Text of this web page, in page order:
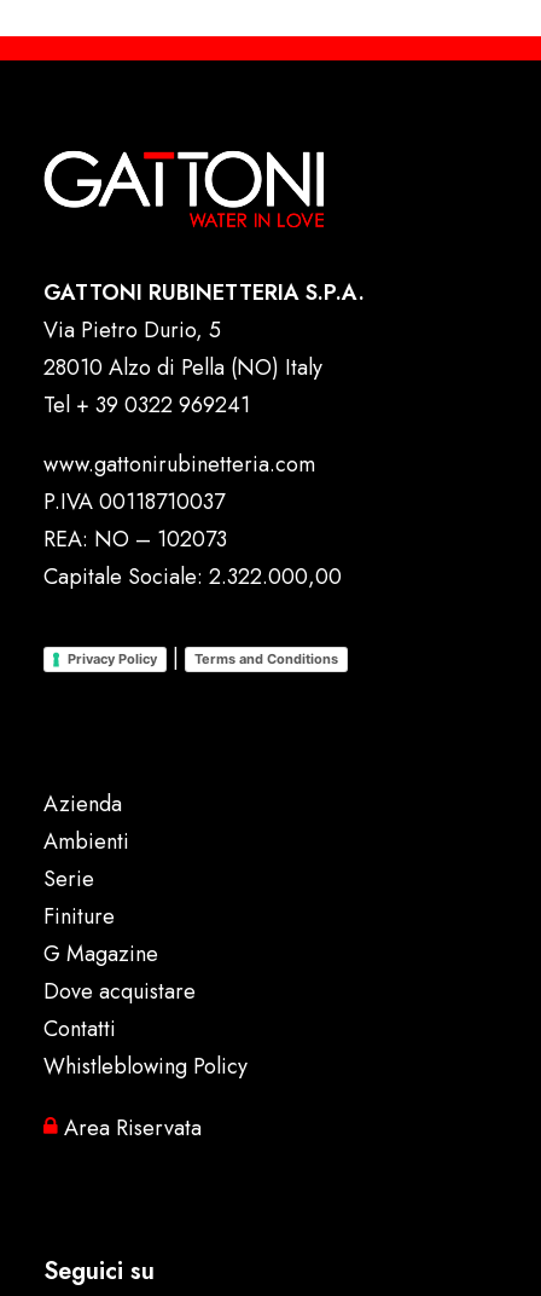
GATTONI RUBINETTERIA S.P.A.
Via Pietro Durio, 5
28010 Alzo di Pella (NO) Italy
Tel + 39 0322 969241
www.gattonirubinetteria.com
P.IVA 00118710037
REA: NO – 102073
Capitale Sociale: 2.322.000,00
Privacy Policy | Terms and Conditions
Azienda
Ambienti
Serie
Finiture
G Magazine
Dove acquistare
Contatti
Whistleblowing Policy
Area Riservata
Seguici su